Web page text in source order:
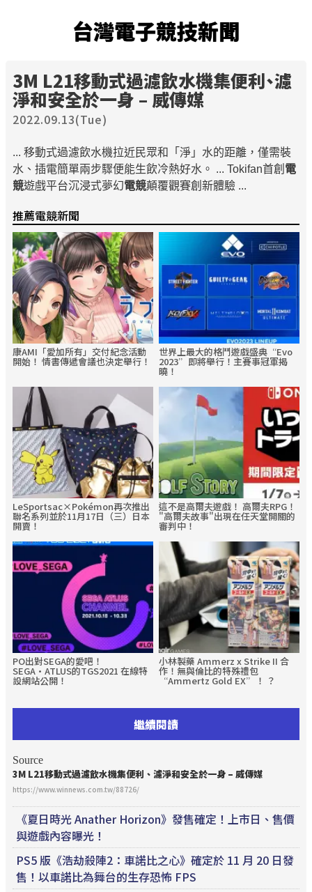
台灣電子競技新聞
3M L21移動式過濾飲水機集便利、濾
淨和安全於一身 – 威傳媒
2022.09.13(Tue)
... 移動式過濾飲水機拉近民眾和「淨」水的距離，僅需裝
水、插電簡單兩步驟便能生飲冷熱好水。 ... Tokifan首創 電
競遊戲平台沉浸式夢幻電競顛覆觀賽創新體驗 ...
推薦電競新聞
康AMI「愛加所有」交付紀念活動
開始！ 情書傳遞會議也決定舉行！
世界上最大的格鬥遊戲盛典“Evo
2023”即將舉行！主賽事冠軍揭
曉！
LeSportsac×Pokémon再次推出
聯名系列並於11月17日（三）日本
開賣！
這不是高爾夫遊戲！ 高爾夫RPG！
"高爾夫故事"出現在任天堂開關的
審判中！
PO出對SEGA的愛吧！
SEGA·ATLUS的TGS2021 在線特
設網站公開！
小林製藥 Ammerz x Strike II 合
作！無與倫比的特殊禮包
“Ammertz Gold EX”！ ？
繼續閱讀
Source
3M L21移動式過濾飲水機集便利、濾淨和安全於一身 – 威傳媒
https://www.winnews.com.tw/88726/
《夏日時光 Anather Horizon》發售確定！上市日、售價
與遊戲內容曝光！
PS5 版《浩劫殺陣2：車諾比之心》確定於 11 月 20 日發
售！以車諾比為舞台的生存恐怖 FPS